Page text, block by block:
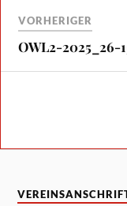
VORHERIGER
OWL2-2025_26-